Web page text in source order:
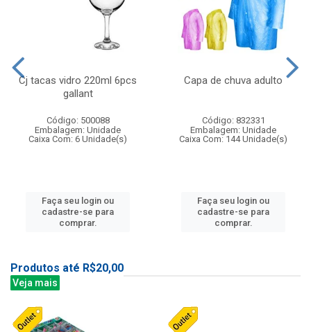
Cj tacas vidro 220ml 6pcs
gallant
Código: 500088
Embalagem: Unidade
Caixa Com: 6 Unidade(s)
Faça seu login ou
cadastre-se para
comprar.
Capa de chuva adulto
Código: 832331
Embalagem: Unidade
Caixa Com: 144 Unidade(s)
Faça seu login ou
cadastre-se para
comprar.
Produtos até R$20,00
Veja mais